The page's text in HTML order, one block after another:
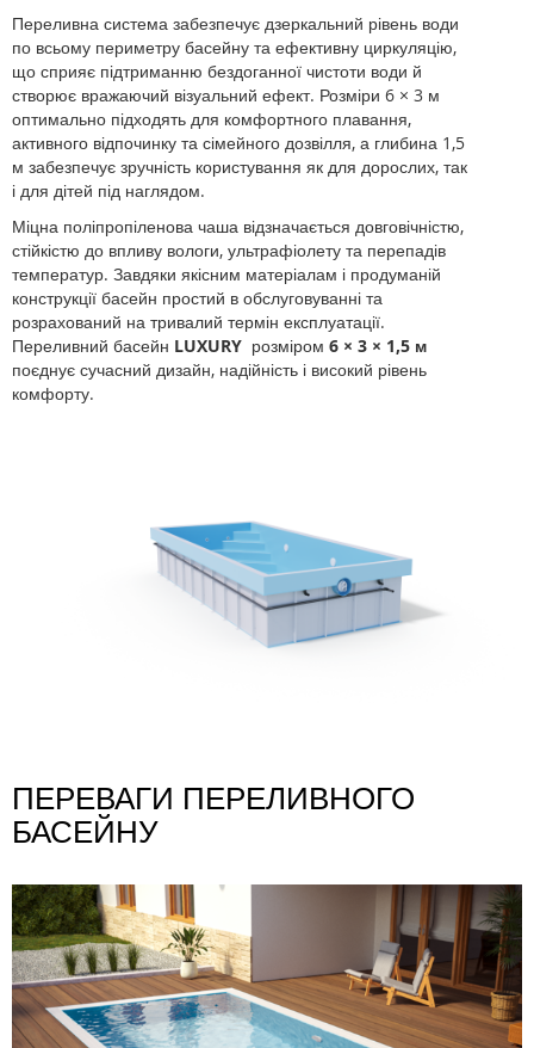
Переливна система забезпечує дзеркальний рівень води
по всьому периметру басейну та ефективну циркуляцію,
що сприяє підтриманню бездоганної чистоти води й
створює вражаючий візуальний ефект. Розміри 6 × 3 м
оптимально підходять для комфортного плавання,
активного відпочинку та сімейного дозвілля, а глибина 1,5
м забезпечує зручність користування як для дорослих, так
і для дітей під наглядом.
Міцна поліпропіленова чаша відзначається довговічністю,
стійкістю до впливу вологи, ультрафіолету та перепадів
температур. Завдяки якісним матеріалам і продуманій
конструкції басейн простий в обслуговуванні та
розрахований на тривалий термін експлуатації.
Переливний басейн LUXURY розміром 6 × 3 × 1,5 м
поєднує сучасний дизайн, надійність і високий рівень
комфорту.
ПЕРЕВАГИ ПЕРЕЛИВНОГО
БАСЕЙНУ